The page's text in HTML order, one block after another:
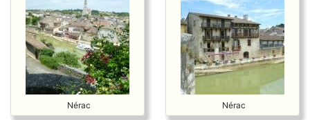
Nérac Nérac